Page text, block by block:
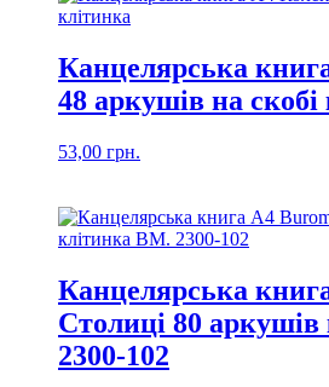
Канцелярська
48 аркушів на скобі
53,00 грн.
Канцелярська
Столиці 80
2300-102